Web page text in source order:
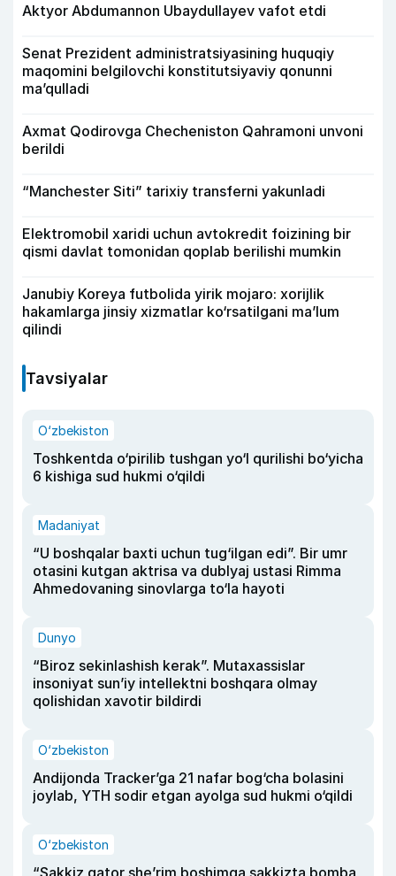
Aktyor Abdu­mannon Ubaydullayev vafot etdi
Senat Prezident administratsiyasining huquqiy
maqomini belgilovchi konstitutsiyaviy qonunni
ma’qulladi
Axmat Qodirovga Checheniston Qahramoni unvoni
berildi
“Manchester Siti” tarixiy transferni yakunladi
Elektromobil xaridi uchun avtokredit foizining bir
qismi davlat tomonidan qoplab berilishi mumkin
Janubiy Koreya futbolida yirik mojaro: xorijlik
hakamlarga jinsiy xizmatlar ko‘rsatilgani ma’lum
qilindi
Tavsiyalar
O‘zbekiston
Toshkentda o‘pirilib tushgan yo‘l qurilishi bo‘yicha
6 kishiga sud hukmi o‘qildi
Madaniyat
“U boshqalar baxti uchun tug‘ilgan edi”. Bir umr
otasini kutgan aktrisa va dublyaj ustasi Rimma
Ahmedovaning sinovlarga to‘la hayoti
Dunyo
“Biroz sekinlashish kerak”. Mutaxassislar
insoniyat sun’iy intellektni boshqara olmay
qolishidan xavotir bildirdi
O‘zbekiston
Andijonda Tracker’ga 21 nafar bog‘cha bolasini
joylab, YTH sodir etgan ayolga sud hukmi o‘qildi
O‘zbekiston
“Sakkiz qator she’rim boshimga sakkizta bomba